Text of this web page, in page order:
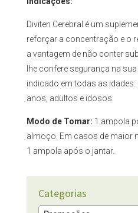
Diviten Cerebral é um
reforçar a concentração e o
a vantagem de não conter
lhe confere segurança na
indicado em todas as
anos, adultos e idosos.
Modo de Tomar: 1 ampola
almoço. Em casos de maior
1 ampola após o jantar.
Categorias